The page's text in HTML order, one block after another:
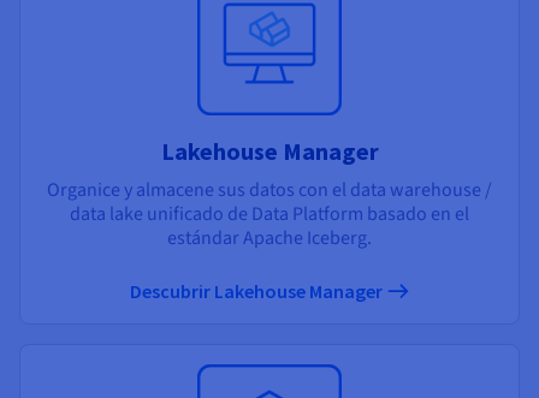
Lakehouse Manager
Organice y almacene sus datos con el data warehouse /
data lake unificado de Data Platform basado en el
estándar Apache Iceberg.
Descubrir Lakehouse Manager